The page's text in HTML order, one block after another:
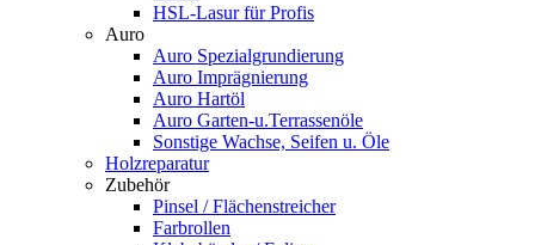
HSL-Lasur für Profis
Auro
Auro Spezialgrundierung
Auro Imprägnierung
Auro Hartöl
Auro Garten-u.Terrassenöle
Sonstige Wachse, Seifen u. Öle
Holzreparatur
Zubehör
Pinsel / Flächenstreicher
Farbrollen